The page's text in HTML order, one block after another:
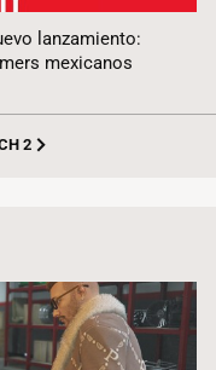
lanzamiento:
mexicanos
2